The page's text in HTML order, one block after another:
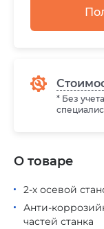
* Без
2-х осевой
Анти-
частей станка
О товаре